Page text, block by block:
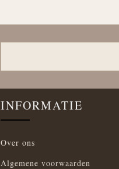
INFORMATIE
Over ons
Algemene voorwaarden